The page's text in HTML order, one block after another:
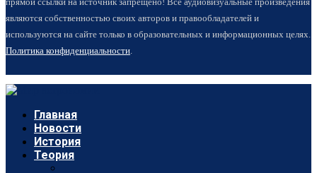
являются собственностью своих авторов и правообладателей и
используются на сайте только в образовательных и информационных целях.
Политика конфиденциальности
Главная
Новости
История
Теория